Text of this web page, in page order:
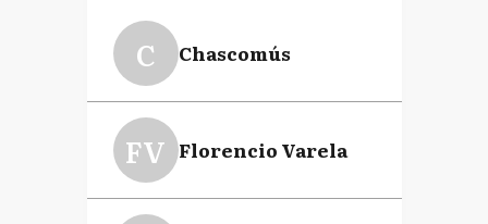
C Chascomús
FV Florencio Varela